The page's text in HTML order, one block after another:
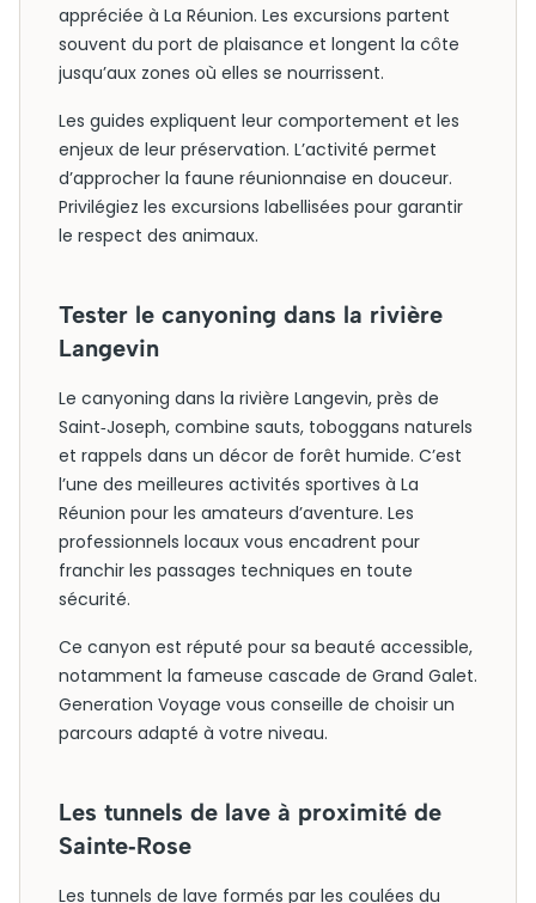
appréciée à La Réunion. Les excursions partent
souvent du port de plaisance et longent la côte
jusqu’aux zones où elles se nourrissent.
Les guides expliquent leur comportement et les
enjeux de leur préservation. L’activité permet
d’approcher la faune réunionnaise en douceur.
Privilégiez les excursions labellisées pour garantir
le respect des animaux.
Tester le canyoning dans la rivière
Langevin
Le canyoning dans la rivière Langevin, près de
Saint‑Joseph, combine sauts, toboggans naturels
et rappels dans un décor de forêt humide. C’est
l’une des meilleures activités sportives à La
Réunion pour les amateurs d’aventure. Les
professionnels locaux vous encadrent pour
franchir les passages techniques en toute
sécurité.
Ce canyon est réputé pour sa beauté accessible,
notamment la fameuse cascade de Grand Galet.
Generation Voyage vous conseille de choisir un
parcours adapté à votre niveau.
Les tunnels de lave à proximité de
Sainte‑Rose
Les tunnels de lave formés par les coulées du